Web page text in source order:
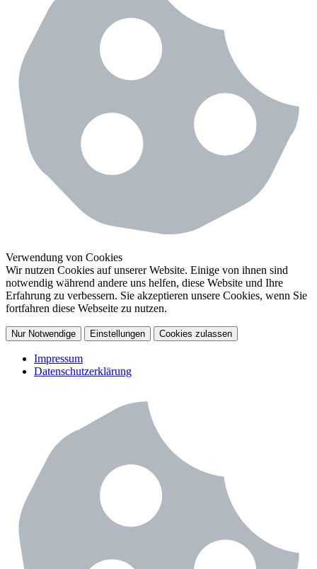
Verwendung von Cookies
Wir nutzen Cookies auf unserer Website. Einige von ihnen sind
notwendig während andere uns helfen, diese Website und Ihre
Erfahrung zu verbessern. Sie akzeptieren unsere Cookies, wenn Sie
fortfahren diese Webseite zu nutzen.
Nur Notwendige Einstellungen Cookies zulassen
Impressum
Datenschutzerklärung